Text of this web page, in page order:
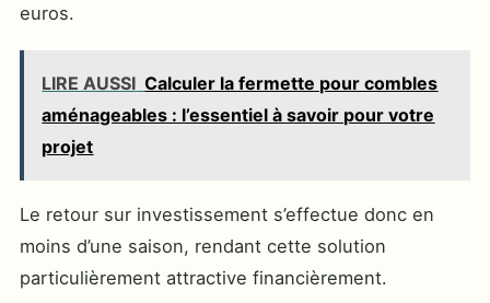
euros.
LIRE AUSSI Calculer la fermette pour combles
aménageables : l’essentiel à savoir pour votre
projet
Le retour sur investissement s’effectue donc en
moins d’une saison, rendant cette solution
particulièrement attractive financièrement.